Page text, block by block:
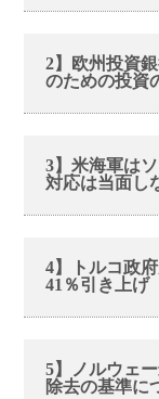
2】欧州投資
のための投資
3】米海軍は
対応は当面し
4】トルコ政
41％引き上げ
5】ノルウェ
除去の基準に